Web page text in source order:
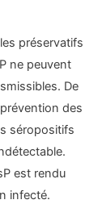
préservatifs
ne peuvent
De
des
séropositifs
est rendu
infecté.